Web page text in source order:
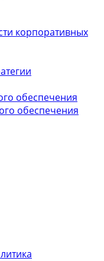
корпоративных
обеспечения
обеспечения